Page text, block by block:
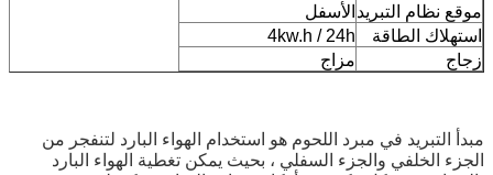
موقع نظام التبريد الأسفل
استهلاك الطاقة
4kw.h / 24h
زجاج
مزاج
مبدأ التبريد في مبرد اللحوم هو استخدام الهواء البارد لتنفجر من
الجزء الخلفي والجزء السفلي ، بحيث يمكن تغطية الهواء البارد